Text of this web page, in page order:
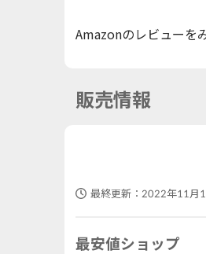
Amazonのレビューを
販売情報
最終更新： 2022年11月
最安値ショップ